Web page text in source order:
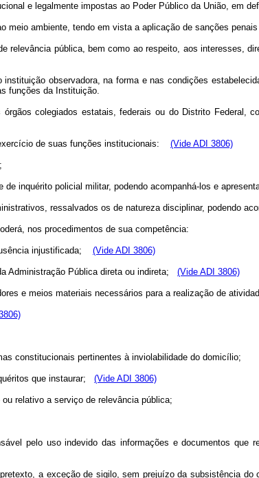
e legalmente impostas ao Poder Público da União, em
ambiente, tendo em vista a aplicação de sanções
relevância pública, bem como ao respeito, aos interesses,
observadora, na forma e nas condições
funções da Instituição.
colegiados estatais, federais ou do Distrito Federal,
de suas funções institucionais: (Vide ADI 3806)
inquérito policial militar, podendo acompanhá-los e
ressalvados os de natureza disciplinar, podendo
nos procedimentos de sua competência:
injustificada; (Vide ADI 3806)
Administração Pública direta ou indireta; (Vide ADI 3806)
e meios materiais necessários para a realização de
constitucionais pertinentes à inviolabilidade do domicílio;
que instaurar; (Vide ADI 3806)
relativo a serviço de relevância pública;
pelo uso indevido das informações e documentos que
a exceção de sigilo, sem prejuízo da subsistência